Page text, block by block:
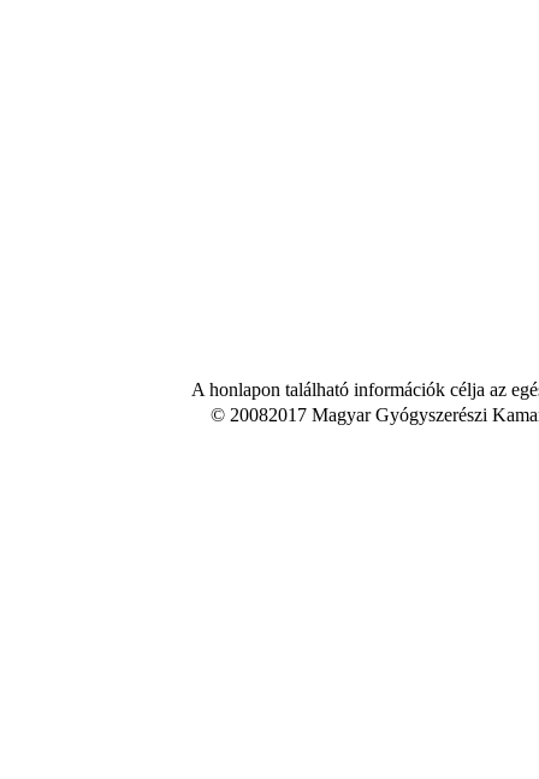
A honlapon található információk célja az
© 20082017 Magyar Gyógyszerészi